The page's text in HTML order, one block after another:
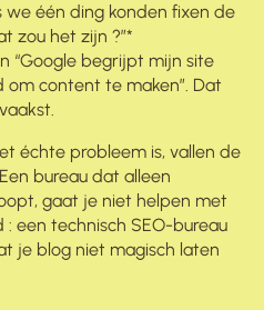
we één ding konden fixen de
zou het zijn ?”*
“Google begrijpt mijn site
om content te maken”. Dat
échte probleem is, vallen de
bureau dat alleen
gaat je niet helpen met
een technisch SEO-bureau
je blog niet magisch laten